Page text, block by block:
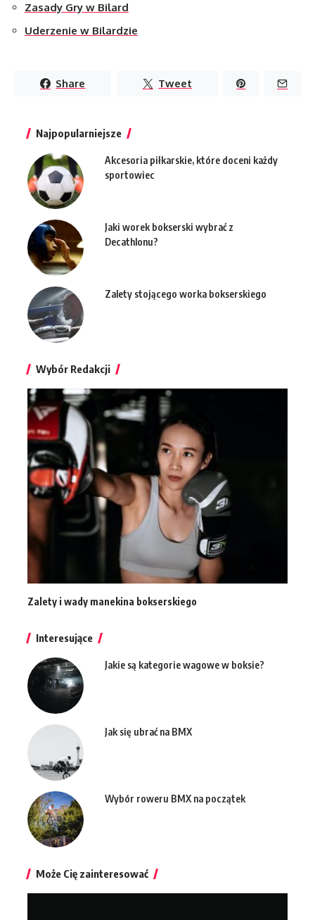
Zasady Gry w Bilard
Uderzenie w Bilardzie
Share Tweet
Najpopularniejsze
Akcesoria piłkarskie, które doceni każdy
sportowiec
Jaki worek bokserski wybrać z
Decathlonu?
Zalety stojącego worka bokserskiego
Wybór Redakcji
Zalety i wady manekina bokserskiego
Interesujące
Jakie są kategorie wagowe w boksie?
Jak się ubrać na BMX
Wybór roweru BMX na początek
Może Cię zainteresować